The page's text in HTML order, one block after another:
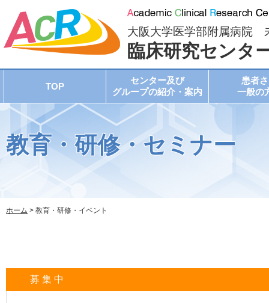
大阪大学医学部附属病院
臨床研究センタ
TOP
センター及び
グループの紹介・案内
患者
一般の
教育・研修・セミナー
ホーム > 教育・研修・イベント
募 集 中